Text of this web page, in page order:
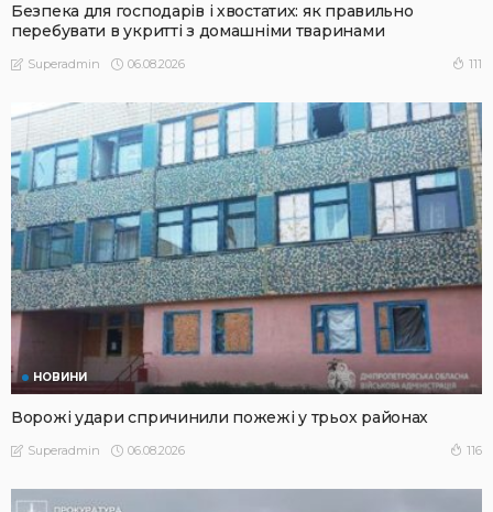
Безпека для господарів і хвостатих: як правильно
перебувати в укритті з домашніми тваринами
Superadmin 06.08.2026 111
НОВИНИ
Ворожі удари спричинили пожежі у трьох районах
Superadmin 06.08.2026 116